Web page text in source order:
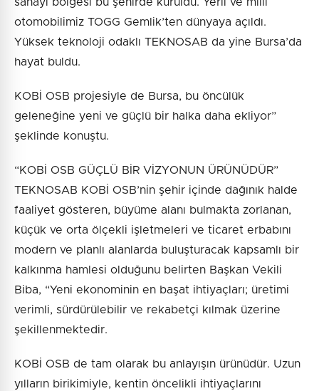
sanayi bölgesi bu şehirde kuruldu. Yerli ve milli
otomobilimiz TOGG Gemlik’ten dünyaya açıldı.
Yüksek teknoloji odaklı TEKNOSAB da yine Bursa’da
hayat buldu.
KOBİ OSB projesiyle de Bursa, bu öncülük
geleneğine yeni ve güçlü bir halka daha ekliyor”
şeklinde konuştu.
“KOBİ OSB GÜÇLÜ BİR VİZYONUN ÜRÜNÜDÜR”
TEKNOSAB KOBİ OSB’nin şehir içinde dağınık halde
faaliyet gösteren, büyüme alanı bulmakta zorlanan,
küçük ve orta ölçekli işletmeleri ve ticaret erbabını
modern ve planlı alanlarda buluşturacak kapsamlı bir
kalkınma hamlesi olduğunu belirten Başkan Vekili
Biba, “Yeni ekonominin en başat ihtiyaçları; üretimi
verimli, sürdürülebilir ve rekabetçi kılmak üzerine
şekillenmektedir.
KOBİ OSB de tam olarak bu anlayışın ürünüdür. Uzun
yılların birikimiyle, kentin öncelikli ihtiyaçlarını